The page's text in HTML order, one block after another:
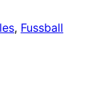
, Fussball